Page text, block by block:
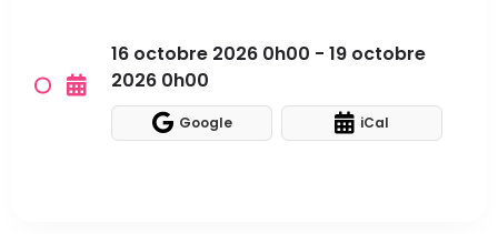
16 octobre 2026 0h00 - 19 octobre
2026 0h00
Google iCal